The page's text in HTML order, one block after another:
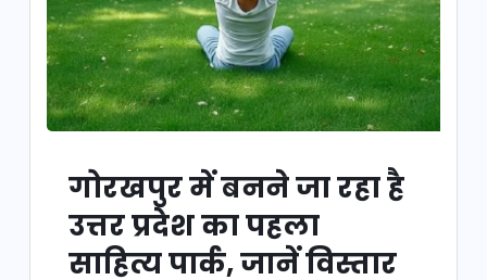
गोरखपुर में बनने जा रहा है
उत्तर प्रदेश का पहला
साहित्य पार्क, जानें विस्तार